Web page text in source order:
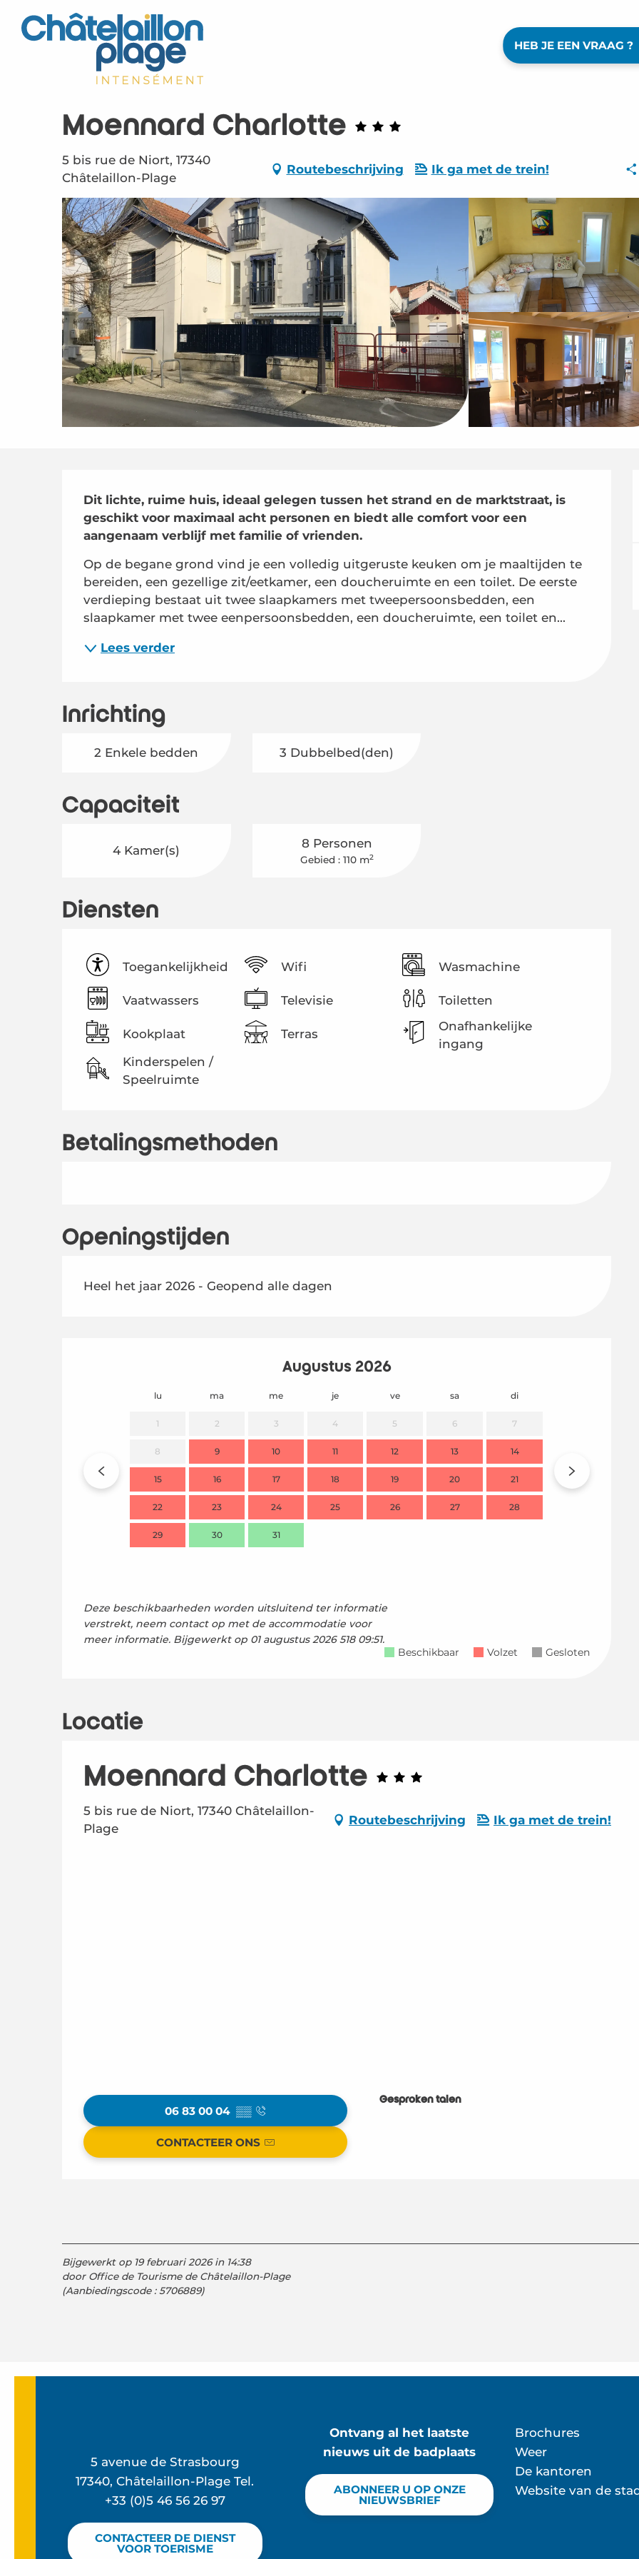
contenu
HEB JE EEN VRAAG ?
Moennard Charlotte
5 bis rue de Niort, 17340
Châtelaillon-Plage
Routebeschrijving Ik ga met de trein!
Beschrijving
Dit lichte, ruime huis, ideaal gelegen tussen het strand en de marktstraat, is
geschikt voor maximaal acht personen en biedt alle comfort voor een
aangenaam verblijf met familie of vrienden.
Op de begane grond vind je een volledig uitgeruste keuken om je maaltijden te
bereiden, een gezellige zit/eetkamer, een doucheruimte en een toilet. De eerste
verdieping bestaat uit twee slaapkamers met tweepersoonsbedden, een
slaapkamer met twee eenpersoonsbedden, een doucheruimte, een toilet en...
Lees verder
Inrichting
2 Enkele bedden 3 Dubbelbed(den)
Capaciteit
4 Kamer(s) 8 Personen
Gebied : 110 m2
Diensten
Toegankelijkheid Wifi Wasmachine
Vaatwassers Televisie Toiletten
Kookplaat Terras
Onafhankelijke
ingang
Kinderspelen /
Speelruimte
Betalingsmethoden
Openingstijden
Heel het jaar 2026 - Geopend alle dagen
Augustus 2026
lu ma me je ve sa di
1 2 3 4 5 6 7
8 9 10 11 12 13 14
15 16 17 18 19 20 21
22 23 24 25 26 27 28
29 30 31
Deze beschikbaarheden worden uitsluitend ter informatie
verstrekt, neem contact op met de accommodatie voor
meer informatie. Bijgewerkt op 01 augustus 2026 518 09:51.
Beschikbaar
Volzet Gesloten
Locatie
Moennard Charlotte
5 bis rue de Niort, 17340 Châtelaillon-
Plage
Routebeschrijving Ik ga met de trein!
06 83 00 04 ▒▒
CONTACTEER ONS
Gesproken talen
Gesproken talen
Bijgewerkt op 19 februari 2026 in 14:38
door Office de Tourisme de Châtelaillon-Plage
(Aanbiedingscode :5706889)
5 avenue de Strasbourg
17340, Châtelaillon-Plage Tel.
+33 (0)5 46 56 26 97
CONTACTEER DE DIENST
VOOR TOERISME
Ontvang al het laatste
nieuws uit de badplaats
ABONNEER U OP ONZE
NIEUWSBRIEF
Brochures
Weer
De kantoren
Website van de